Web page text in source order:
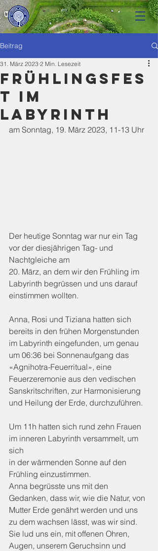
Beitrag
Frühlingsfes
t im
Labyrinth
31. März 2023 2 Min. Lesezeit
am Sonntag, 19. März 2023, 11-13 Uhr
Der heutige Sonntag war nur ein Tag
vor der diesjährigen Tag- und
Nachtgleiche am
20. März, an dem wir den Frühling im
Labyrinth begrüssen und uns darauf
einstimmen wollten.
Anna, Rosi und Tiziana hatten sich
bereits in den frühen Morgenstunden
im Labyrinth eingefunden, um genau
um 06:36 bei Sonnenaufgang das
«Agnihotra-Feuerritual», eine
Feuerzeremonie aus den vedischen
Sanskritschriften, zur Harmonisierung
und Heilung der Erde, durchzuführen.
Um 11h hatten sich rund zehn Frauen
im inneren Labyrinth versammelt, um
sich
in der wärmenden Sonne auf den
Frühling einzustimmen.
Anna begrüsste uns mit den
Gedanken, dass wir, wie die Natur, von
Mutter Erde genährt werden und uns
zu dem wachsen lässt, was wir sind.
Sie lud uns ein, mit offenen Ohren,
Augen, unserem Geruchsinn und